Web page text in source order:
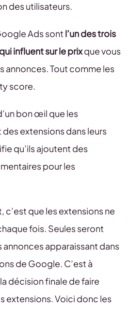
des utilisateurs.
Ads sont l’un des trois
influent sur le prixque vous
annonces. Tout comme les
score.
bon œil que les
extensions dans leurs
qu’ils ajoutent des
pour les
c’est que les extensions ne
fois. Seules seront
apparaissant dans
de Google. C’est à
décision finale de faire
extensions. Voici donc les